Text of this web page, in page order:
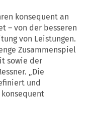
konsequent an
– von der besseren
von Leistungen.
Zusammenspiel
sowie der
„Die
und